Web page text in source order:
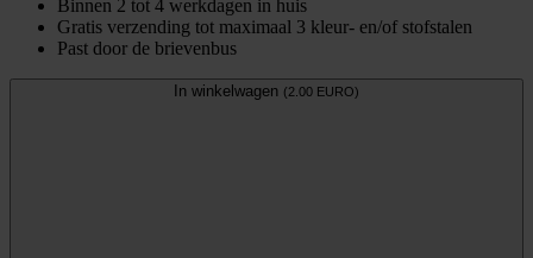
Binnen 2 tot 4 werkdagen in huis
Gratis verzending tot maximaal 3 kleur- en/of stofstalen
Past door de brievenbus
In winkelwagen (2.00 EURO)